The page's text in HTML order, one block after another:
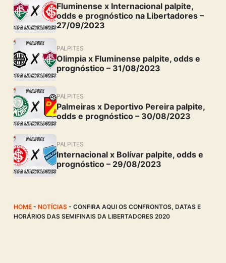
Fluminense x Internacional palpite,
odds e prognóstico na Libertadores –
27/09/2023
PALPITES
Olimpia x Fluminense palpite, odds e
prognóstico – 31/08/2023
PALPITES
Palmeiras x Deportivo Pereira palpite,
odds e prognóstico – 30/08/2023
PALPITES
Internacional x Bolívar palpite, odds e
prognóstico – 29/08/2023
HOME- NOTÍCIAS- CONFIRA AQUI OS CONFRONTOS, DATAS E
HORÁRIOS DAS SEMIFINAIS DA LIBERTADORES 2020